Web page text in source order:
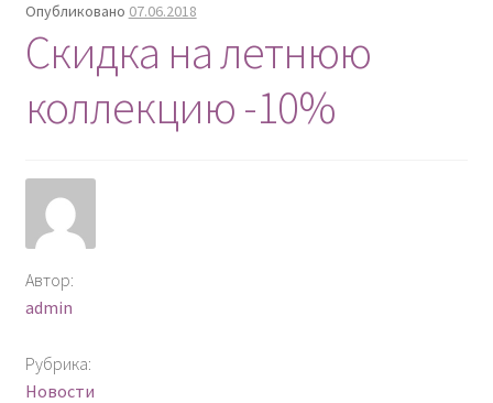
Опубликовано 07.06.2018
Скидка на летнюю
коллекцию -10%
Автор:
admin
Рубрика:
Новости